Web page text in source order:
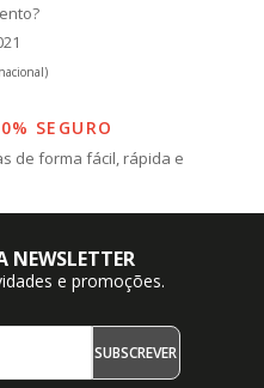
SEGURO
de forma fácil, rápida e
NEWSLETTER
e promoções.
SUBSCREVER